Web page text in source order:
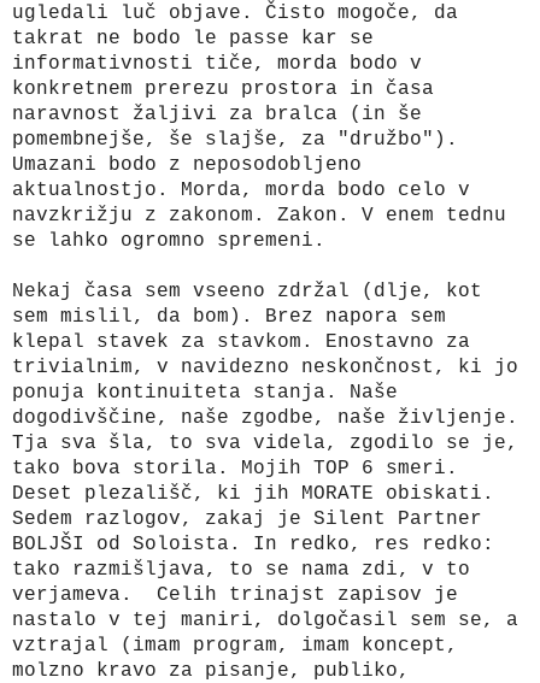
ugledali luč objave. Čisto mogoče, da
takrat ne bodo le passe kar se
informativnosti tiče, morda bodo v
konkretnem prerezu prostora in časa
naravnost žaljivi za bralca (in še
pomembnejše, še slajše, za "družbo").
Umazani bodo z neposodobljeno
aktualnostjo. Morda, morda bodo celo v
navzkrižju z zakonom. Zakon. V enem tednu
se lahko ogromno spremeni.
Nekaj časa sem vseeno zdržal (dlje, kot
sem mislil, da bom). Brez napora sem
klepal stavek za stavkom. Enostavno za
trivialnim, v navidezno neskončnost, ki jo
ponuja kontinuiteta stanja. Naše
dogodivščine, naše zgodbe, naše življenje.
Tja sva šla, to sva videla, zgodilo se je,
tako bova storila. Mojih TOP 6 smeri.
Deset plezališč, ki jih MORATE obiskati.
Sedem razlogov, zakaj je Silent Partner
BOLJŠI od Soloista. In redko, res redko:
tako razmišljava, to se nama zdi, v to
verjameva. Celih trinajst zapisov je
nastalo v tej maniri, dolgočasil sem se, a
vztrajal (imam program, imam koncept,
molzno kravo za pisanje, publiko,